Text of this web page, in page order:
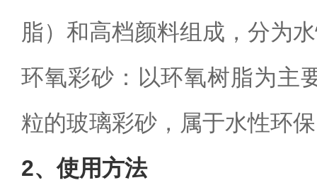
脂）和高档颜料组成，分为
环氧彩砂：以环氧树脂为主
粒的玻璃彩砂，属于水性环
2、使用方法